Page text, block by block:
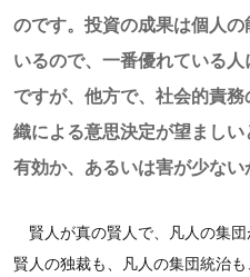
のです。投資の成果は個人
いるので、一番優れている
ですが、他方で、社会的責
織による意思決定が望まし
有効か、あるいは害が少ない
賢人が真の賢人で、凡人の集団
賢人の独裁も、凡人の集団統治